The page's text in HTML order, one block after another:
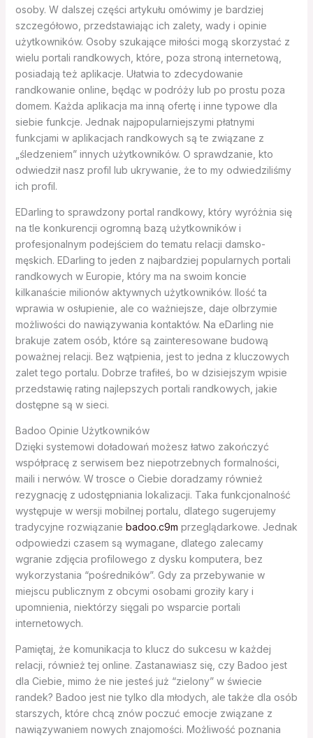
osoby. W dalszej części artykułu omówimy je bardziej
szczegółowo, przedstawiając ich zalety, wady i opinie
użytkowników. Osoby szukające miłości mogą skorzystać z
wielu portali randkowych, które, poza stroną internetową,
posiadają też aplikacje. Ułatwia to zdecydowanie
randkowanie online, będąc w podróży lub po prostu poza
domem. Każda aplikacja ma inną ofertę i inne typowe dla
siebie funkcje. Jednak najpopularniejszymi płatnymi
funkcjami w aplikacjach randkowych są te związane z
„śledzeniem” innych użytkowników. O sprawdzanie, kto
odwiedził nasz profil lub ukrywanie, że to my odwiedziliśmy
ich profil.
EDarling to sprawdzony portal randkowy, który wyróżnia się
na tle konkurencji ogromną bazą użytkowników i
profesjonalnym podejściem do tematu relacji damsko-
męskich. EDarling to jeden z najbardziej popularnych portali
randkowych w Europie, który ma na swoim koncie
kilkanaście milionów aktywnych użytkowników. Ilość ta
wprawia w osłupienie, ale co ważniejsze, daje olbrzymie
możliwości do nawiązywania kontaktów. Na eDarling nie
brakuje zatem osób, które są zainteresowane budową
poważnej relacji. Bez wątpienia, jest to jedna z kluczowych
zalet tego portalu. Dobrze trafiłeś, bo w dzisiejszym wpisie
przedstawię rating najlepszych portali randkowych, jakie
dostępne są w sieci.
Badoo Opinie Użytkowników
Dzięki systemowi doładowań możesz łatwo zakończyć
współpracę z serwisem bez niepotrzebnych formalności,
maili i nerwów. W trosce o Ciebie doradzamy również
rezygnację z udostępniania lokalizacji. Taka funkcjonalność
występuje w wersji mobilnej portalu, dlatego sugerujemy
tradycyjne rozwiązanie badoo.c9m przeglądarkowe. Jednak
odpowiedzi czasem są wymagane, dlatego zalecamy
wgranie zdjęcia profilowego z dysku komputera, bez
wykorzystania “pośredników”. Gdy za przebywanie w
miejscu publicznym z obcymi osobami groziły kary i
upomnienia, niektórzy sięgali po wsparcie portali
internetowych.
Pamiętaj, że komunikacja to klucz do sukcesu w każdej
relacji, również tej online. Zastanawiasz się, czy Badoo jest
dla Ciebie, mimo że nie jesteś już “zielony” w świecie
randek? Badoo jest nie tylko dla młodych, ale także dla osób
starszych, które chcą znów poczuć emocje związane z
nawiązywaniem nowych znajomości. Możliwość poznania